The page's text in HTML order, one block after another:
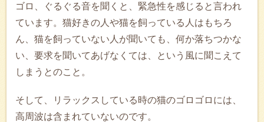
ゴロ、ぐるぐる音を聞くと、緊急性を感じると言われ
ています。猫好きの人や猫を飼っている人はもちろ
ん、猫を飼っていない人が聞いても、何か落ちつかな
い、要求を聞いてあげなくては、という風に聞こえて
しまうとのこと。
そして、リラックスしている時の猫のゴロゴロには、
高周波は含まれていないのです。